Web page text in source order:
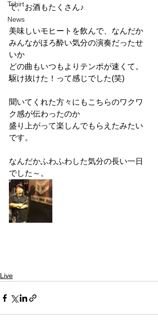
Tshirt
News
で、お酒もたくさん♪
美味しいモヒートを飲んで、なんだか
みんながほろ酔い気分の演奏だったせ
いか
どの曲もいつもよりテンポが速くて。
駆け抜けた！って感じでした(笑)
聞いてくれた方々にもこちらのワクワ
ク感が伝わったのか
盛り上がって楽しんでもらえたみたい
です。
なんだかふわふわした気分の長い一日
でした～。
Live